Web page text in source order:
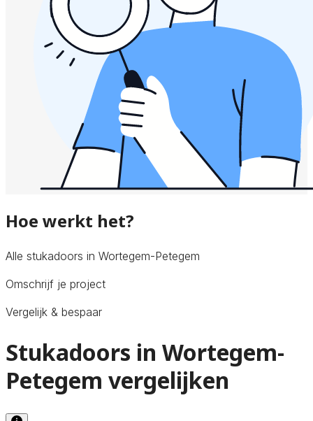
Hoe werkt het?
Alle stukadoors in Wortegem-Petegem
Omschrijf je project
Vergelijk & bespaar
Stukadoors in Wortegem-
Petegem vergelijken